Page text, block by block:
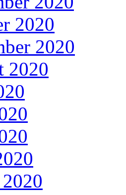
2020
2020
2020